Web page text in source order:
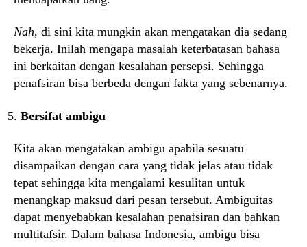
Nah, di sini kita mungkin akan mengatakan dia sedang
bekerja. Inilah mengapa masalah keterbatasan bahasa
ini berkaitan dengan kesalahan persepsi. Sehingga
penafsiran bisa berbeda dengan fakta yang sebenarnya.
Bersifat ambigu
Kita akan mengatakan ambigu apabila sesuatu
disampaikan dengan cara yang tidak jelas atau tidak
tepat sehingga kita mengalami kesulitan untuk
menangkap maksud dari pesan tersebut. Ambiguitas
dapat menyebabkan kesalahan penafsiran dan bahkan
multitafsir. Dalam bahasa Indonesia, ambigu bisa